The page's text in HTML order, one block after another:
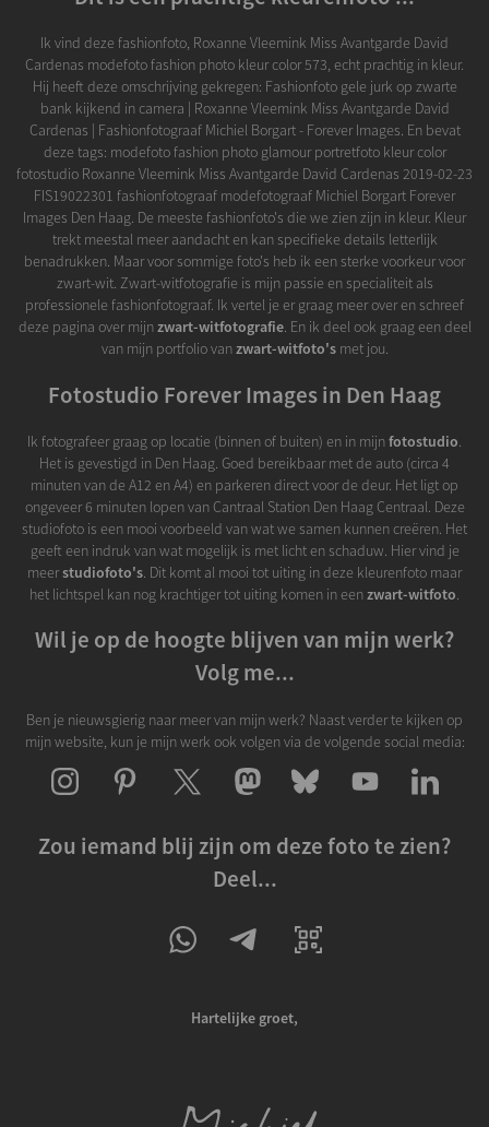
Ik vind deze fashionfoto, Roxanne Vleemink Miss Avantgarde David
Cardenas modefoto fashion photo kleur color 573, echt prachtig in kleur.
Hij heeft deze omschrijving gekregen: Fashionfoto gele jurk op zwarte
bank kijkend in camera | Roxanne Vleemink Miss Avantgarde David
Cardenas | Fashionfotograaf Michiel Borgart - Forever Images. En bevat
deze tags: modefoto fashion photo glamour portretfoto kleur color
fotostudio Roxanne Vleemink Miss Avantgarde David Cardenas 2019-02-23
FIS19022301 fashionfotograaf modefotograaf Michiel Borgart Forever
Images Den Haag. De meeste fashionfoto's die we zien zijn in kleur. Kleur
trekt meestal meer aandacht en kan specifieke details letterlijk
benadrukken. Maar voor sommige foto's heb ik een sterke voorkeur voor
zwart-wit. Zwart-witfotografie is mijn passie en specialiteit als
professionele fashionfotograaf. Ik vertel je er graag meer over en schreef
deze pagina over mijnzwart-witfotografie. En ik deel ook graag een deel
van mijn portfolio vanzwart-witfoto'smet jou.
Fotostudio Forever Images in Den Haag
Ik fotografeer graag op locatie (binnen of buiten) en in mijnfotostudio.
Het is gevestigd in Den Haag. Goed bereikbaar met de auto (circa 4
minuten van de A12 en A4) en parkeren direct voor de deur. Het ligt op
ongeveer 6 minuten lopen van Cantraal Station Den Haag Centraal. Deze
studiofoto is een mooi voorbeeld van wat we samen kunnen creëren. Het
geeft een indruk van wat mogelijk is met licht en schaduw. Hier vind je
meerstudiofoto's. Dit komt al mooi tot uiting in deze kleurenfoto maar
het lichtspel kan nog krachtiger tot uiting komen in eenzwart-witfoto.
Wil je op de hoogte blijven van mijn werk?
Volg me...
Ben je nieuwsgierig naar meer van mijn werk? Naast verder te kijken op
mijn website, kun je mijn werk ook volgen via de volgende social media:
Zou iemand blij zijn om deze foto te zien?
Deel...
Hartelijke groet,